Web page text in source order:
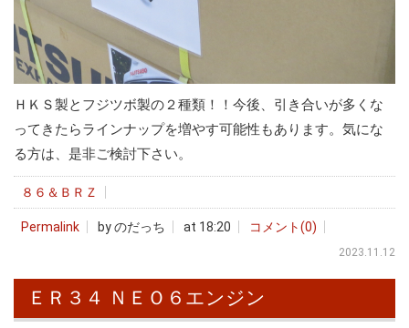
ＨＫＳ製とフジツボ製の２種類！！今後、引き合いが多くな
ってきたらラインナップを増やす可能性もあります。気にな
る方は、是非ご検討下さい。
８６＆ＢＲＺ
Permalink by のだっち at 18:20 コメント(0)
2023.11.12
ＥＲ３４ ＮＥＯ６エンジン